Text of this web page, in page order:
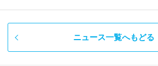
ニュース一覧へもどる